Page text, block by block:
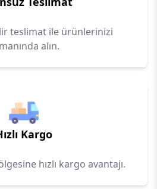
teslimat ile ürünlerinizi
alın.
Kargo
hızlı kargo avantajı.